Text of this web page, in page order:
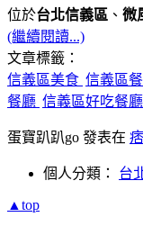
位於台北信義區 、 微
(繼續閱讀...)
文章標籤：
信義區美食 信義區
餐廳 信義區好吃餐廳
蛋寶趴趴go 發表在
個人分類： 台
▲top